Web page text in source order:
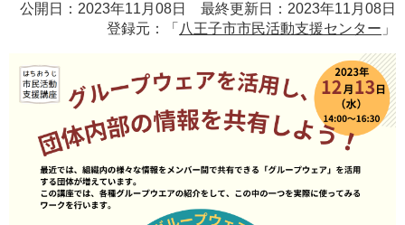
公開日：2023年11月08日 最終更新日：2023年11月08日
登録元：「 八王子市市民活動支援センター 」